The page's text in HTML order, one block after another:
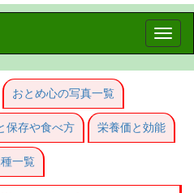
Toggle
おとめ心の写真一覧
保存や食べ方 栄養価と効能
一覧